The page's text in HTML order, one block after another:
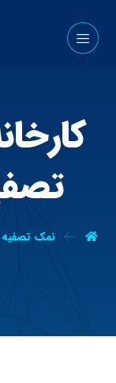
نمک تصفیه